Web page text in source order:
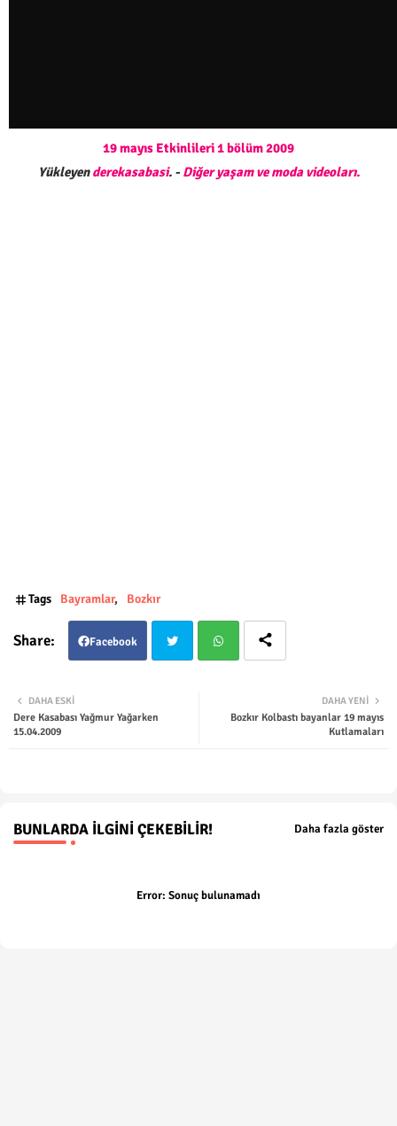
19 mayıs Etkinlileri 1 bölüm 2009
Yükleyenderekasabasi. -Diğer yaşam ve moda videoları.
Tags Bayramlar Bozkır
Facebook
DAHA YENI
Bozkır Kolbastı bayanlar 19 mayıs
Kutlamaları
DAHA ESKI
Dere Kasabası Yağmur Yağarken
15.04.2009
BUNLARDA İLGINI ÇEKEBILIR! Daha fazla göster
Error: Sonuç bulunamadı